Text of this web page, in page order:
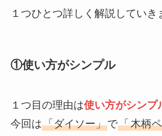
１つひとつ詳しく解説していき
①使い方がシンプル
１つ目の理由は使い方がシンプ
今回は「ダイソー」で「木柄